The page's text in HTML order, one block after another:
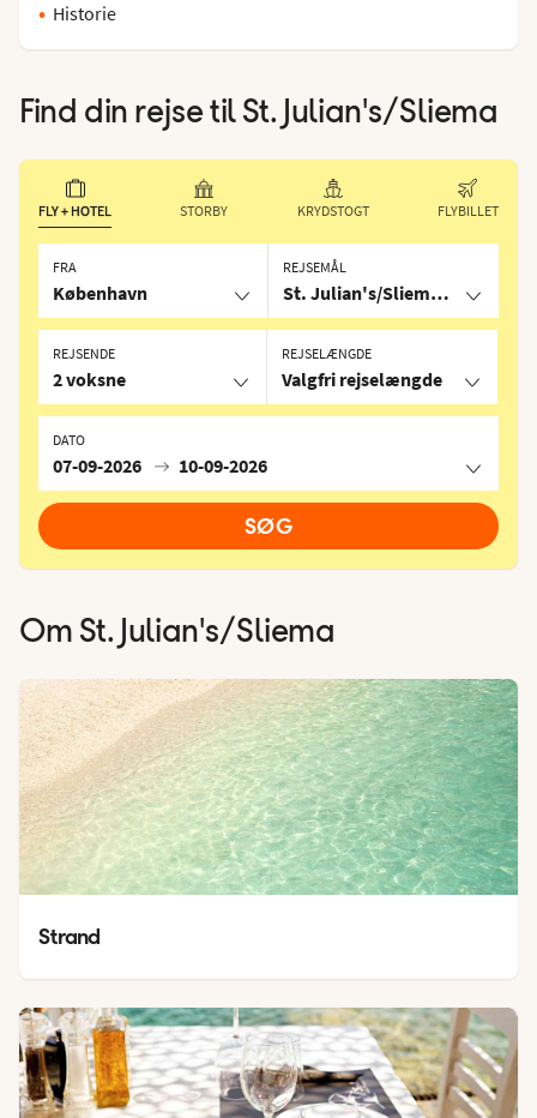
Historie
Find din rejse til St. Julian's/Sliema
FLY + HOTEL STORBY KRYDSTOGT FLYBILLET
FRA
København
REJSEMÅL
St. Julian's/Sliema, Malta
REJSELÆNGDE
Valgfri rejselængde
DATO
07-09-2026 10-09-2026
REJSENDE
2 voksne
SØG
Om St. Julian's/Sliema
Strand